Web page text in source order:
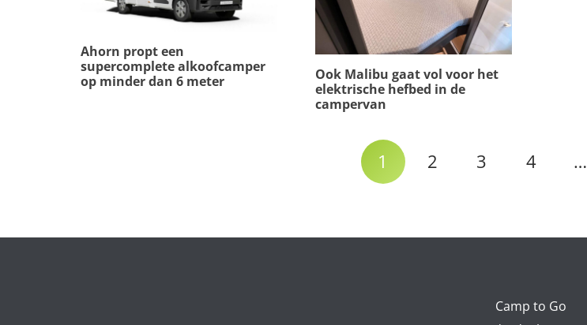
Ahorn propt een
supercomplete alkoofcamper
op minder dan 6 meter
Ook Malibu gaat vol voor het
elektrische hefbed in de
campervan
1 2 3 4 …
Camp to Go